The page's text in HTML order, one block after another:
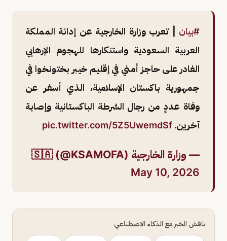
#بيان | تعرب وزارة الخارجية عن إدانة المملكة
العربية السعودية واستنكارها للهجوم الإرهابي
الغادر على حاجز أمني في إقليم خيبر بختونخوا في
جمهورية باكستان الإسلامية، الذي أسفر عن
وفاة عددٍ من رجال الشرطة الباكستانية وإصابة
آخرين. pic.twitter.com/5Z5UwemdSf
— وزارة الخارجية 🇸🇦 (@KSAMOFA)
May 10, 2026
ناقش الخبر مع الذكاء الاصطناعي